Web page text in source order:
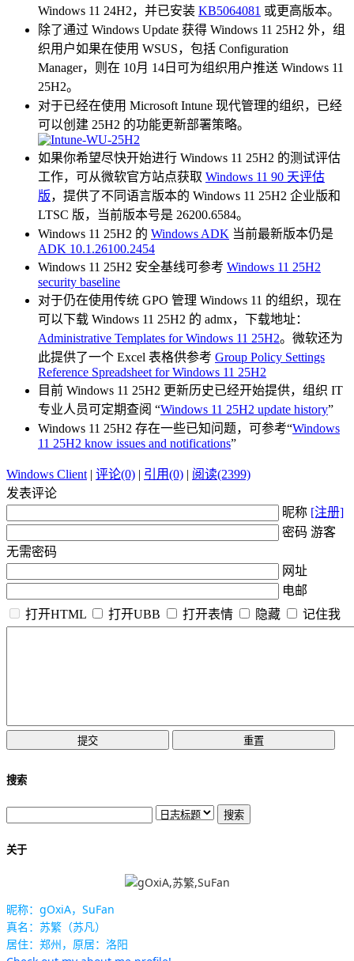
Windows 11 24H2，并已安装 KB5064081 或更高版本。
除了通过 Windows Update 获得 Windows 11 25H2 外，组
织用户如果在使用 WSUS，包括 Configuration
Manager，则在 10月 14日可为组织用户推送 Windows 11
25H2。
对于已经在使用 Microsoft Intune 现代管理的组织，已经
可以创建 25H2 的功能更新部署策略。
如果你希望尽快开始进行 Windows 11 25H2 的测试评估
工作，可从微软官方站点获取 Windows 11 90 天评估
版，提供了不同语言版本的 Windows 11 25H2 企业版和
LTSC 版，当前版本号是 26200.6584。
Windows 11 25H2 的 Windows ADK 当前最新版本仍是
ADK 10.1.26100.2454
Windows 11 25H2 安全基线可参考 Windows 11 25H2
security baseline
对于仍在使用传统 GPO 管理 Windows 11 的组织，现在
可以下载 Windows 11 25H2 的 admx，下载地址：
Administrative Templates for Windows 11 25H2。微软还为
此提供了一个 Excel 表格供参考 Group Policy Settings
Reference Spreadsheet for Windows 11 25H2
目前 Windows 11 25H2 更新历史已经开始提供，组织 IT
专业人员可定期查阅 “Windows 11 25H2 update history”
Windows 11 25H2 存在一些已知问题，可参考“Windows
11 25H2 know issues and notifications”
Windows Client| 评论(0) | 引用(0) | 阅读(2399)
发表评论
昵称 [注册]
密码 游客
无需密码
网址
电邮
打开HTML
打开UBB 打开表情 隐藏 记住我
搜索
关于
昵称：gOxiA，SuFan
真名：苏繁（苏凡）
居住：郑州，原居：洛阳